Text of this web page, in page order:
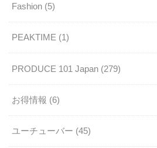
Fashion (5)
PEAKTIME (1)
PRODUCE 101 Japan (279)
お得情報 (6)
ユーチューバー (45)